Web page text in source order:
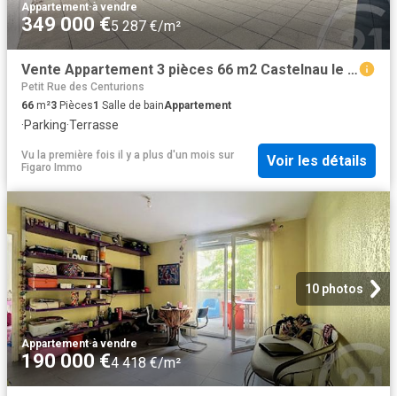
Appartement·à vendre
349 000 €5 287 €/m²
Vente Appartement 3 pièces 66 m2 Castelnau le Lez
Petit Rue des Centurions
66 m²3 Pièces1 Salle de bainAppartement
·Parking·Terrasse
Vu la première fois il y a plus d'un mois sur
Figaro Immo
Voir les détails
10 photos
Appartement·à vendre
190 000 €4 418 €/m²